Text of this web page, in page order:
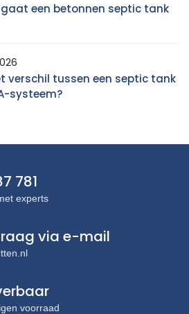
gaat een betonnen septic tank
verschil tussen een septic tank
systeem?
781
experts
via e-mail
voorraad